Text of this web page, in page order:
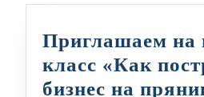
Приглашаем на
класс «Как
бизнес на